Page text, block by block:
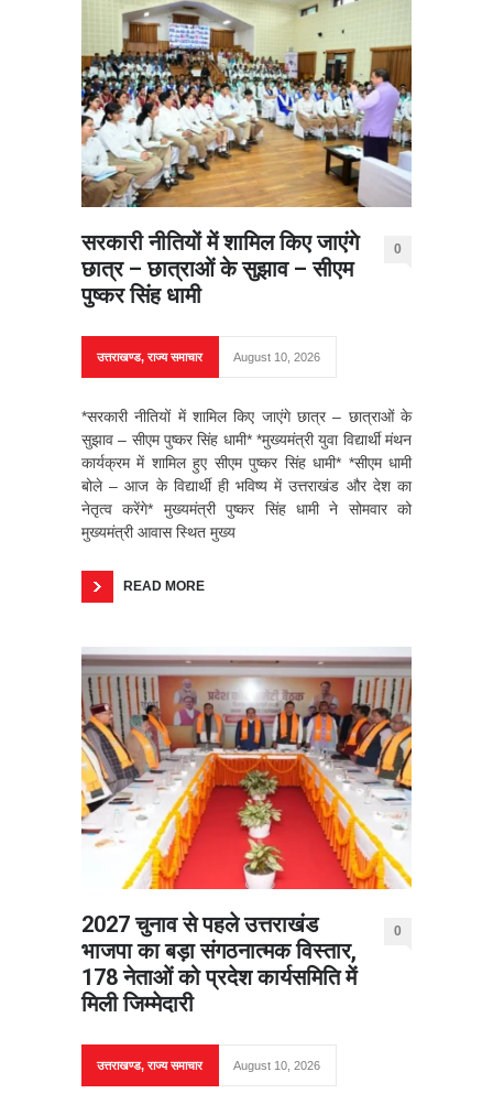
सरकारी नीतियों में शामिल किए जाएंगे
छात्र – छात्राओं के सुझाव – सीएम
पुष्कर सिंह धामी
0
उत्तराखण्ड,राज्य समाचार August 10, 2026
*सरकारी नीतियों में शामिल किए जाएंगे छात्र – छात्राओं के
सुझाव – सीएम पुष्कर सिंह धामी* *मुख्यमंत्री युवा विद्यार्थी मंथन
कार्यक्रम में शामिल हुए सीएम पुष्कर सिंह धामी* *सीएम धामी
बोले – आज के विद्यार्थी ही भविष्य में उत्तराखंड और देश का
नेतृत्व करेंगे* मुख्यमंत्री पुष्कर सिंह धामी ने सोमवार को
मुख्यमंत्री आवास स्थित मुख्य
READ MORE
2027 चुनाव से पहले उत्तराखंड
भाजपा का बड़ा संगठनात्मक विस्तार,
178 नेताओं को प्रदेश कार्यसमिति में
मिली जिम्मेदारी
0
उत्तराखण्ड,राज्य समाचार August 10, 2026